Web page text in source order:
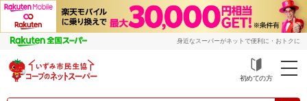
身近なスーパーがネットで便利に・おトクに
初めての方